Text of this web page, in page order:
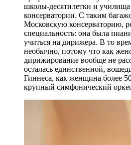
школы-десятилетки и
консерватории. С таким
Московскую консерваторию,
специальность: она была
учиться на дирижера. В то
необычно, потому что как
дирижирование вообще не
осталась единственной,
Гиннеса, как женщина более
крупный симфонический